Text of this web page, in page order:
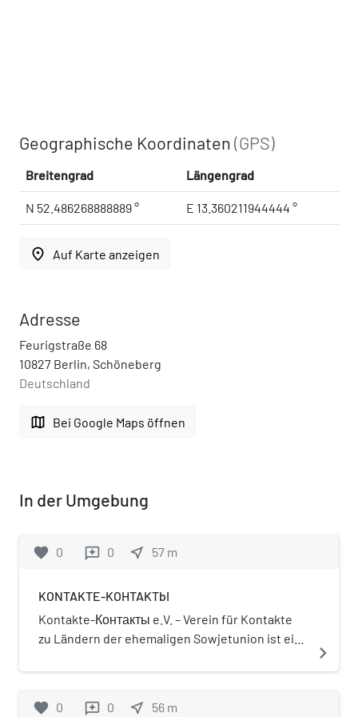
Geographische Koordinaten(GPS)
Breitengrad Längengrad
N 52.486268888889 ° E 13.360211944444 °
place Auf Karte anzeigen
Adresse
Feurigstraße 68
10827 Berlin, Schöneberg
Deutschland
map Bei Google Maps öffnen
In der Umgebung
favorite 0 reviews 0 near_me 57 m
KONTAKTE-KOHTAKTbI
Kontakte-Контакты e.V. – Verein für Kontakte
zu Ländern der ehemaligen Sowjetunion ist ein
Aus einer Hilfe für die Opfer der
navigate_next
favorite 0 reviews 0 near_me 56 m